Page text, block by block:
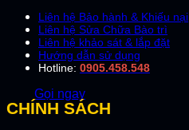
Liên hệ Bảo hành & Khiếu nại
Liên hệ Sửa Chữa Bào trì
Liên hệ khảo sát & lắp đặt
Hướng dẫn sử dụng
Hotline: 0905.458.548
Gọi ngay
CHÍNH SÁCH